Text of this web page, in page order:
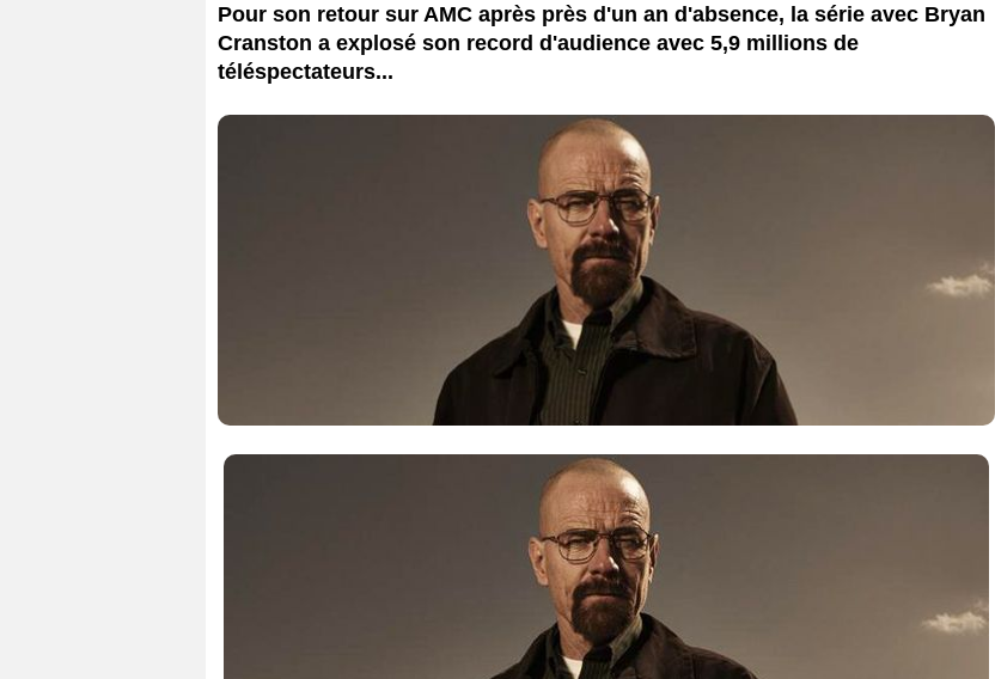
Pour son retour sur AMC après près d'un an d'absence, la série avec Bryan
Cranston a explosé son record d'audience avec 5,9 millions de
téléspectateurs...